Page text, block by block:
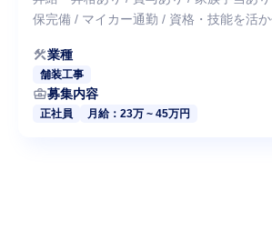
保完備 / マイカー通勤 / 資格・技能を活
construction業種
舗装工事
business_center募集内容
正社員 月給：23万 ~ 45万円